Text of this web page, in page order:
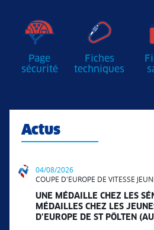
Page
sécurité
Fiches
techniques
Actus
04/08/2026
COUPE D'EUROPE DE VITESSE
UNE MÉDAILLE CHEZ LES
MÉDAILLES CHEZ LES
D’EUROPE DE ST PÖLTEN